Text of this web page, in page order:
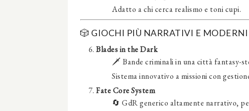
Adatto a chi cerca realismo e toni cupi.
🎲 GIOCHI PIÙ NARRATIVI E MODERNI
Blades in the Dark
🗡️ Bande criminali in una città fantasy-
Sistema innovativo a missioni con
Fate Core System
🔄 GdR generico altamente narrativo,